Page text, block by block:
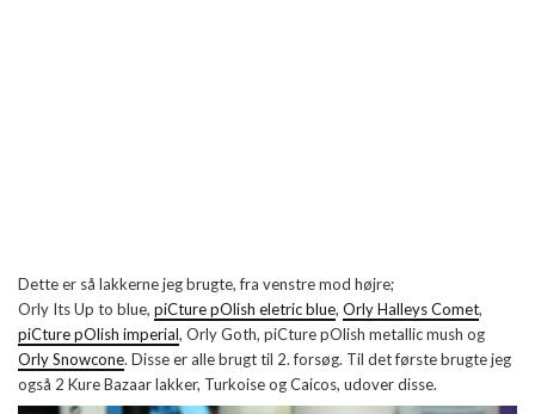
Dette er så lakkerne jeg brugte, fra venstre mod højre;
Orly Its Up to blue, piCture pOlish eletric blue, Orly Halleys Comet,
piCture pOlish imperial, Orly Goth, piCture pOlish metallic mush og
Orly Snowcone. Disse er alle brugt til 2. forsøg. Til det første brugte jeg
også 2 Kure Bazaar lakker, Turkoise og Caicos, udover disse.